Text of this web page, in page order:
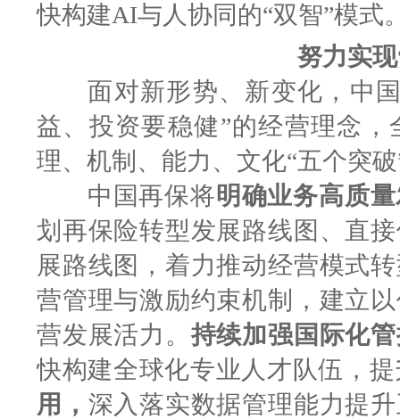
快构建AI与人协同的“双智”模式
努力实
面对新形势、新变化，中国
益、投资要稳健”的经营理念
理、机制、能力、文化“五个突
中国再保将明确业务高质
划再保险转型发展路线图、直
展路线图，着力推动经营模式
营管理与激励约束机制，建立
营发展活力。持续加强国际化
快构建全球化专业人才队伍，
用， 深入落实数据管理能力提